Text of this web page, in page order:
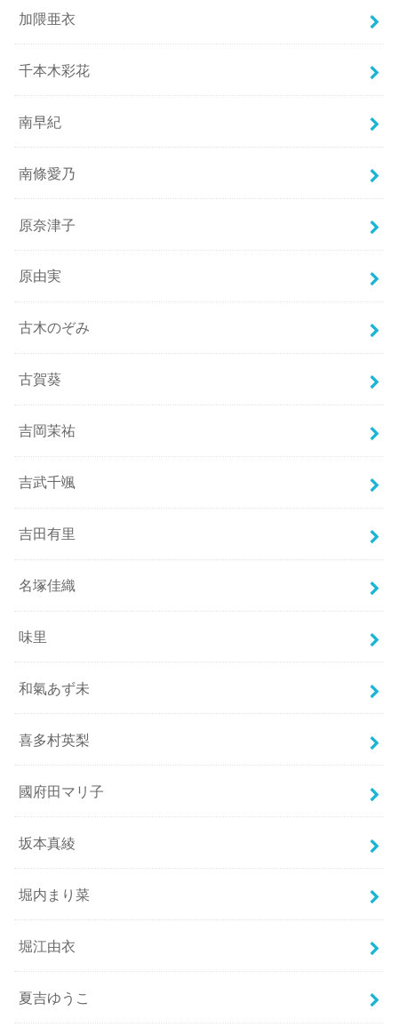
加隈亜衣
千本木彩花
南早紀
南條愛乃
原奈津子
原由実
古木のぞみ
古賀葵
吉岡茉祐
吉武千颯
吉田有里
名塚佳織
味里
和氣あず未
喜多村英梨
國府田マリ子
坂本真綾
堀内まり菜
堀江由衣
夏吉ゆうこ